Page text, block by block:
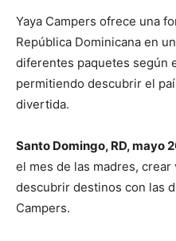
Yaya Campers ofrece una
República Dominicana en
diferentes paquetes según
permitiendo descubrir el
divertida.
Santo Domingo, RD, mayo
el mes de las madres,
descubrir destinos con las
Campers.